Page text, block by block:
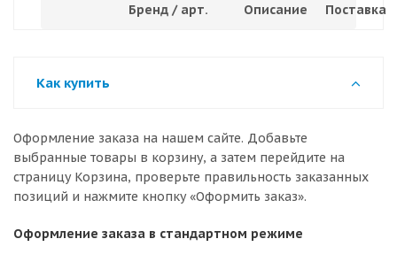
Бренд / арт. Описание Поставка
Как купить
Оформление заказа на нашем сайте. Добавьте
выбранные товары в корзину, а затем перейдите на
страницу Корзина, проверьте правильность заказанных
позиций и нажмите кнопку «Оформить заказ».
Оформление заказа в стандартном режиме